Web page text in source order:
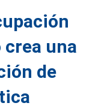
crea una
de